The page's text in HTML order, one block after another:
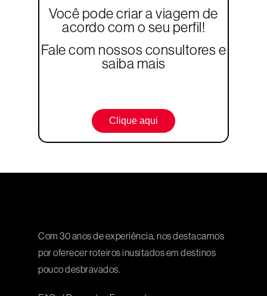
Você pode criar a viagem de
acordo com o seu perfil!
Fale com nossos consultores e
saiba mais
Clique aqui
Com 30 anos de experiência, nos destacamos
por oferecer roteiros inusitados em destinos
pouco desbravados.